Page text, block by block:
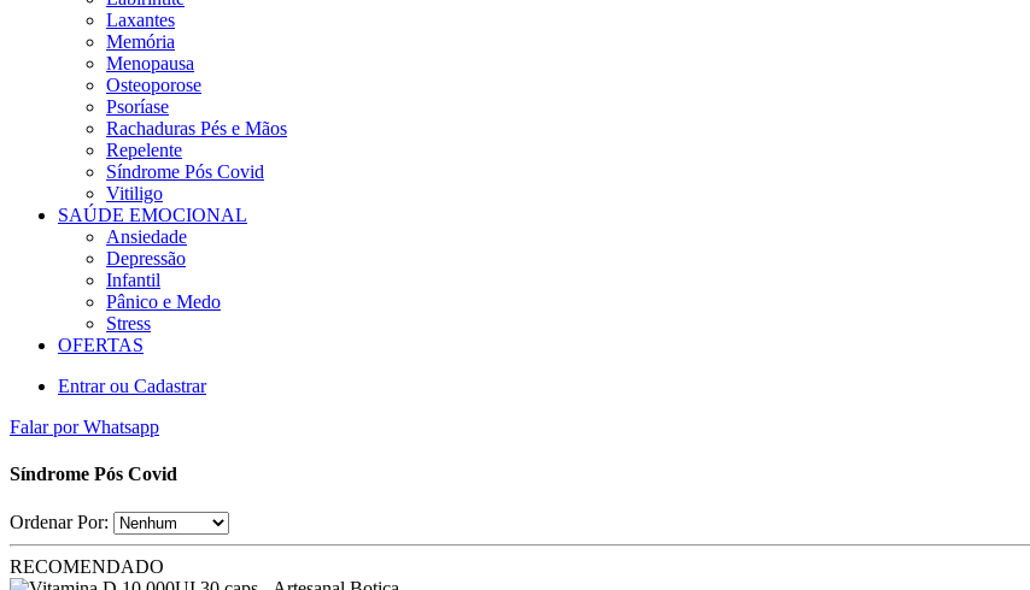
Laxantes
Memória
Menopausa
Osteoporose
Psoríase
Rachaduras Pés e Mãos
Repelente
Síndrome Pós Covid
Vitiligo
SAÚDE EMOCIONAL
Ansiedade
Depressão
Infantil
Pânico e Medo
Stress
OFERTAS
Entrar ou Cadastrar
Falar por Whatsapp
Síndrome Pós Covid
Ordenar Por:
RECOMENDADO